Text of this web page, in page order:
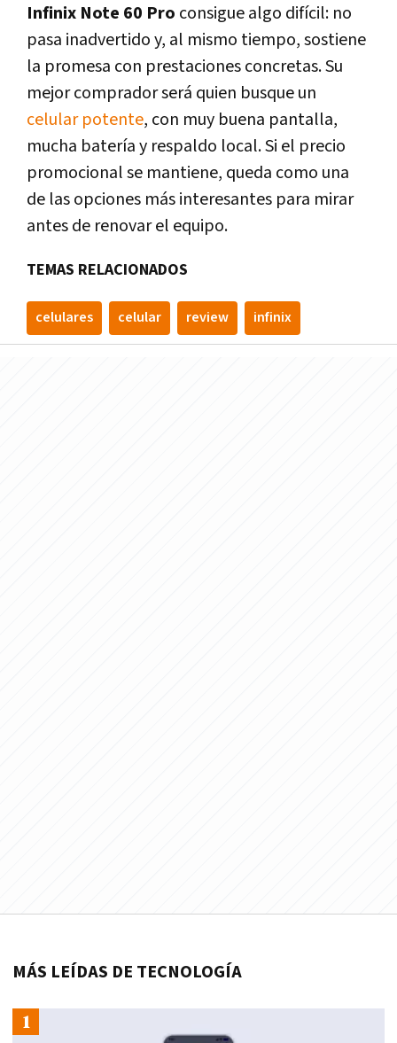
Infinix Note 60 Pro consigue algo difícil: no
pasa inadvertido y, al mismo tiempo, sostiene
la promesa con prestaciones concretas. Su
mejor comprador será quien busque un
celular potente, con muy buena pantalla,
mucha batería y respaldo local. Si el precio
promocional se mantiene, queda como una
de las opciones más interesantes para mirar
antes de renovar el equipo.
TEMAS RELACIONADOS
celulares celular review infinix
MÁS LEÍDAS DE TECNOLOGÍA